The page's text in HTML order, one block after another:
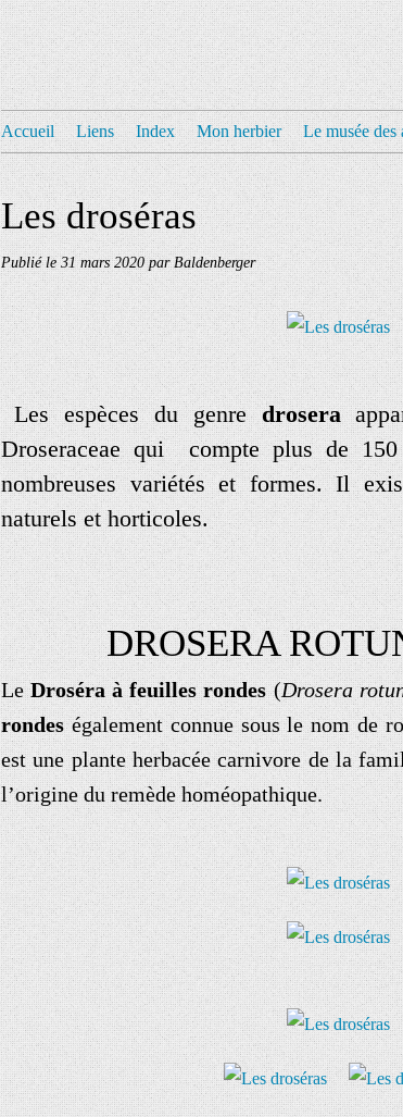
Accueil Liens Index Mon herbier Le musée des
Les droséras
Publié le31 mars 2020par Baldenberger
Les espèces du genredrosera
Droseraceae qui compte plus de
nombreuses variétés et formes. Il
naturels et horticoles.
DROSERA
LeDroséra à feuilles rondes(Drosera
rondeségalement connue sous le nom de
est une plante herbacée carnivore de la
l’origine du remède homéopathique.